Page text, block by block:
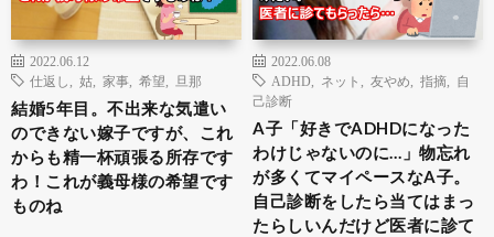
2022.06.12
仕返し
姑 家事 希望 旦那
結婚5年目。不出来な気遣い
のできない嫁子ですが、これ
からも精一杯頑張る所存です
わ！これが義母様の希望です
ものね
2022.06.08
ADHD
ネット 友やめ 指摘
自
己診断
A子「好きでADHDになった
わけじゃないのに…」物忘れ
が多くてマイペースなA子。
自己診断をしたら当てはまっ
たらしいんだけど医者に診て